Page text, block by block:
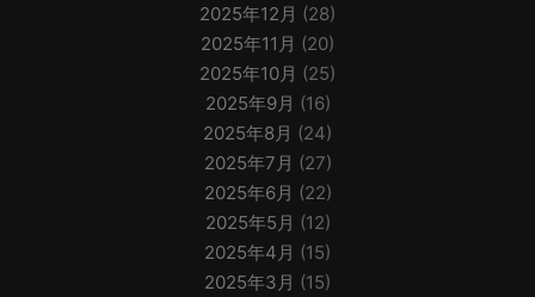
2025年12月 (28)
2025年11月 (20)
2025年10月 (25)
2025年9月 (16)
2025年8月 (24)
2025年7月 (27)
2025年6月 (22)
2025年5月 (12)
2025年4月 (15)
2025年3月 (15)